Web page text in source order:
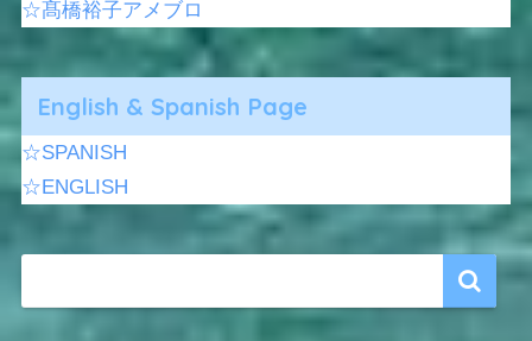
☆髙橋裕子アメブロ
English & Spanish Page
☆SPANISH
☆ENGLISH